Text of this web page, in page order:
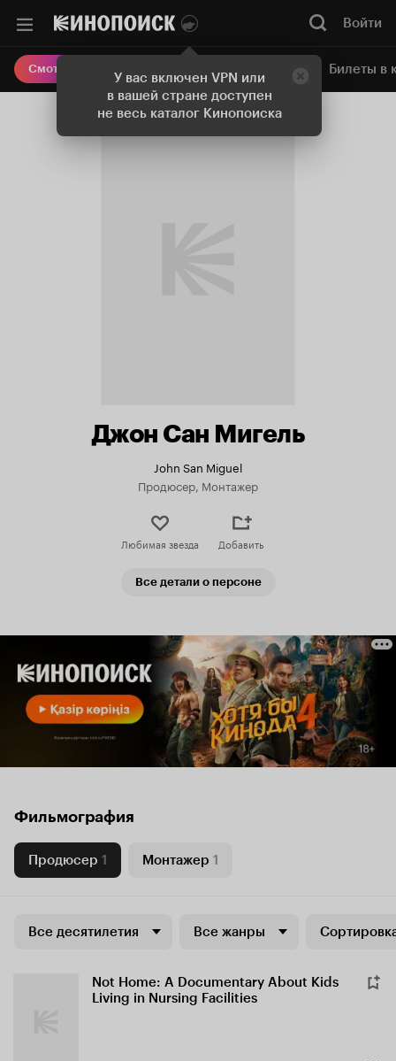
У вас включен VPN или
в вашей стране доступен
не весь каталог Кинопоиска
Войти
Смотреть кино Онлайн-кинотеатр Билеты в
Джон Сан Мигель
John San Miguel
Продюсер, Монтажер
Любимая звезда Добавить
Все детали о персоне
Фильмография
Продюсер 1 Монтажер 1
Все десятилетия Все жанры
Not Home: A Documentary About Kids
Living in Nursing Facilities